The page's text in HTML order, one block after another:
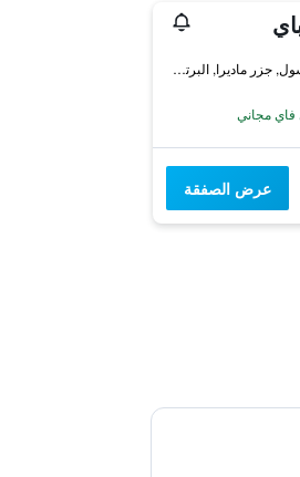
Avenida 1 de Maio, بونتا دو سول, جزر ماديرا, البرتغال
فاي مجاني
عرض الصفقة